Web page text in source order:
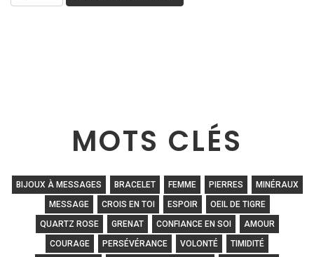
MOTS CLÉS
BIJOUX À MESSAGES BRACELET FEMME PIERRES
MINÉRAUX
MESSAGE
CROIS EN TOI ESPOIR
OEIL DE TIGRE
QUARTZ ROSE
GRENAT CONFIANCE EN SOI
AMOUR
COURAGE
PERSÉVÉRANCE VOLONTÉ
TIMIDITÉ